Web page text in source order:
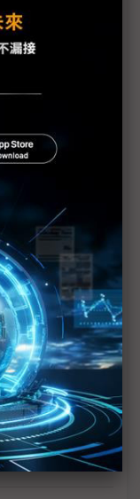
格戰轉向生態
RTX
聯發科卡位
球部署量最大
高通：歡迎加
聯發科攻
非新對手
刺激PC產業規